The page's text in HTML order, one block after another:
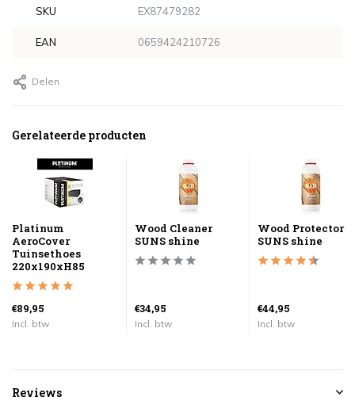
SKU EX87479282
EAN 0659424210726
Delen
Gerelateerde producten
Platinum
AeroCover
Tuinsethoes
220x190xH85
€89,95
Incl. btw
Wood Cleaner
SUNS shine
€34,95
Incl. btw
Wood Protector
SUNS shine
€44,95
Incl. btw
Reviews